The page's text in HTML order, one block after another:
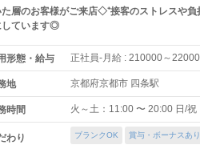
層のお客様がご来店◇⁺接客のストレスや
しています◎
形態・給与 正社員-月給 : 210000～
地 京都府京都市 四条駅
時間 火～土：11:00 〜 20:00 日/
わり ブランクOK 賞与・ボーナスあり